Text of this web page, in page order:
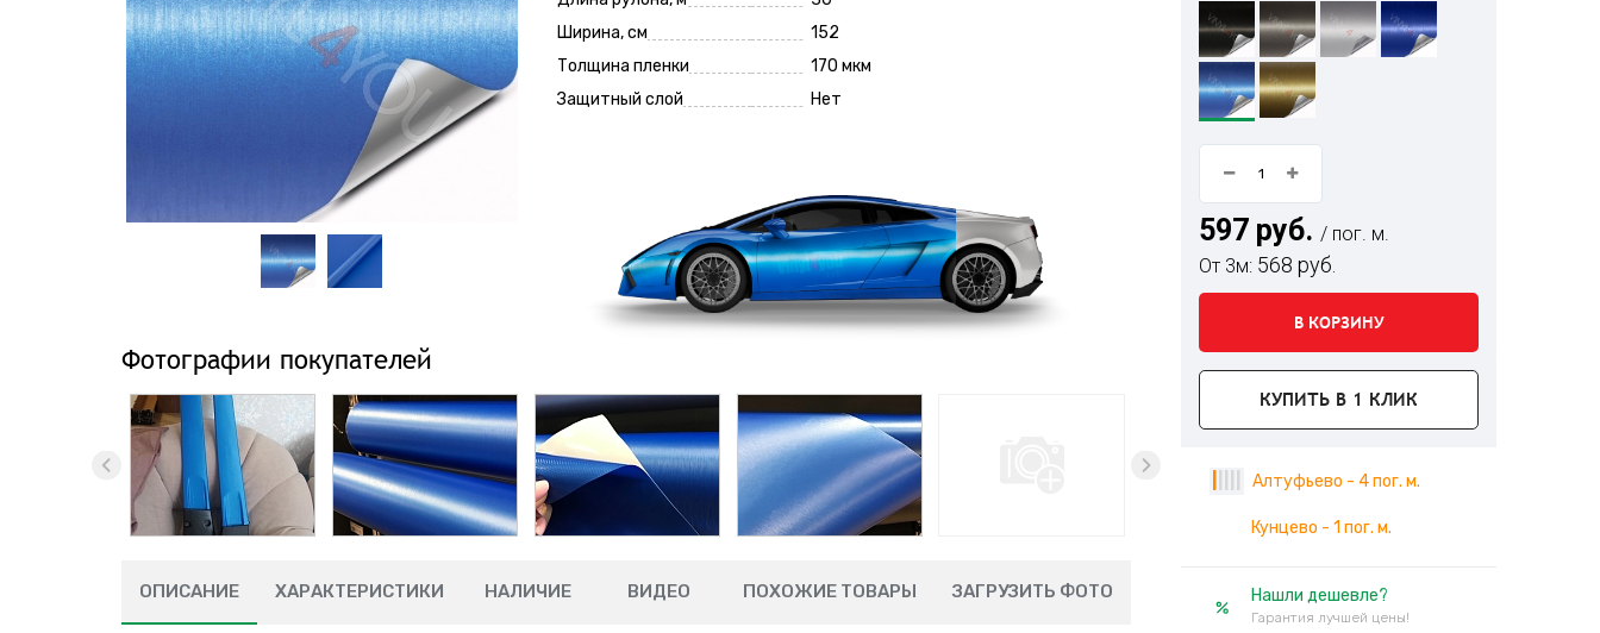
Ширина, см
152
Толщина пленки
170 мкм
Защитный слой
Нет
Фотографии покупателей
597 руб. / пог. м.
От 3м: 568 руб.
В КОРЗИНУ
КУПИТЬ В 1 КЛИК
Алтуфьево - 4 пог. м.
Кунцево - 1 пог. м.
Нашли дешевле?
Гарантия лучшей цены!
ОПИСАНИЕ ХАРАКТЕРИСТИКИ НАЛИЧИЕ ВИДЕО ПОХОЖИЕ ТОВАРЫ ЗАГРУЗИТЬ ФОТО